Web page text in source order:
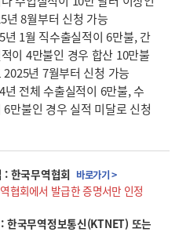
년 8월부터 신청 가능
년 1월 직수출실적이 6만불, 간
이 4만불인 경우 합산 10만불
2025년 7월부터 신청 가능
년 전체 수출실적이 6만불, 수
6만불인 경우 실적 미달로 신청
: 한국무역협회 바로가기 >
협회에서 발급한 증명서만 인정
한국무역정보통신(KTNET) 또는